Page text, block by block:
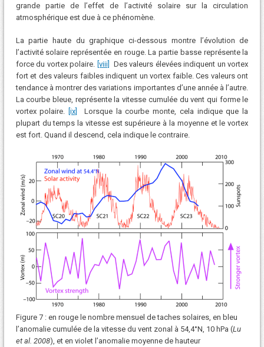
grande partie de l’effet de l’activité solaire sur la circulation
atmosphérique est due à ce phénomène.
La partie haute du graphique ci-dessous montre l’évolution de
l’activité solaire représentée en rouge. La partie basse représente la
force du vortex polaire. [viii]
Des valeurs élevées indiquent un vortex
fort et des valeurs faibles indiquent un vortex faible. Ces valeurs ont
tendance à montrer des variations importantes d’une année à l’autre.
La courbe bleue, représente la vitesse cumulée du vent qui forme le
vortex polaire. [ix]
Lorsque la courbe monte, cela indique que la
plupart du temps la vitesse est supérieure à la moyenne et le vortex
est fort. Quand il descend, cela indique le contraire.
Figure 7 : en rouge le nombre mensuel de taches solaires, en bleu
l’anomalie cumulée de la vitesse du vent zonal à 54,4°N, 10 hPa (Lu
et al. 2008), et en violet l’anomalie moyenne de hauteur